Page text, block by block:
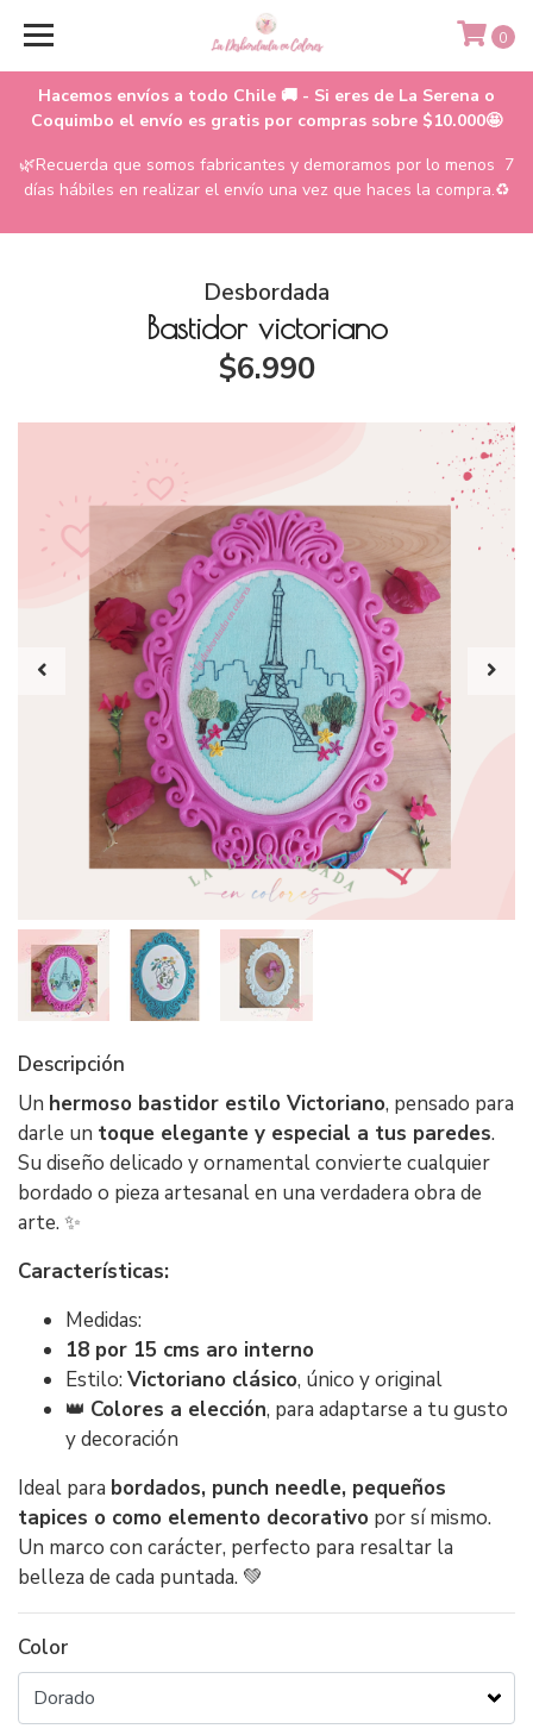
Hacemos envíos a todo Chile 🚚 - Si eres de La Serena o
Coquimbo el envío es gratis por compras sobre $10.000🤩
🌿Recuerda que somos fabricantes y demoramos por lo menos 7
días hábiles en realizar el envío una vez que haces la compra.♻️
0
Desbordada
Bastidor victoriano
$6.990
Descripción
Un hermoso bastidor estilo Victoriano, pensado para
darle un toque elegante y especial a tus paredes.
Su diseño delicado y ornamental convierte cualquier
bordado o pieza artesanal en una verdadera obra de
arte. ✨
Características:
Medidas:
18 por 15 cms aro interno
Estilo: Victoriano clásico, único y original
👑 Colores a elección, para adaptarse a tu gusto
y decoración
Ideal para bordados, punch needle, pequeños
tapices o como elemento decorativo por sí mismo.
Un marco con carácter, perfecto para resaltar la
belleza de cada puntada. 💚
Color